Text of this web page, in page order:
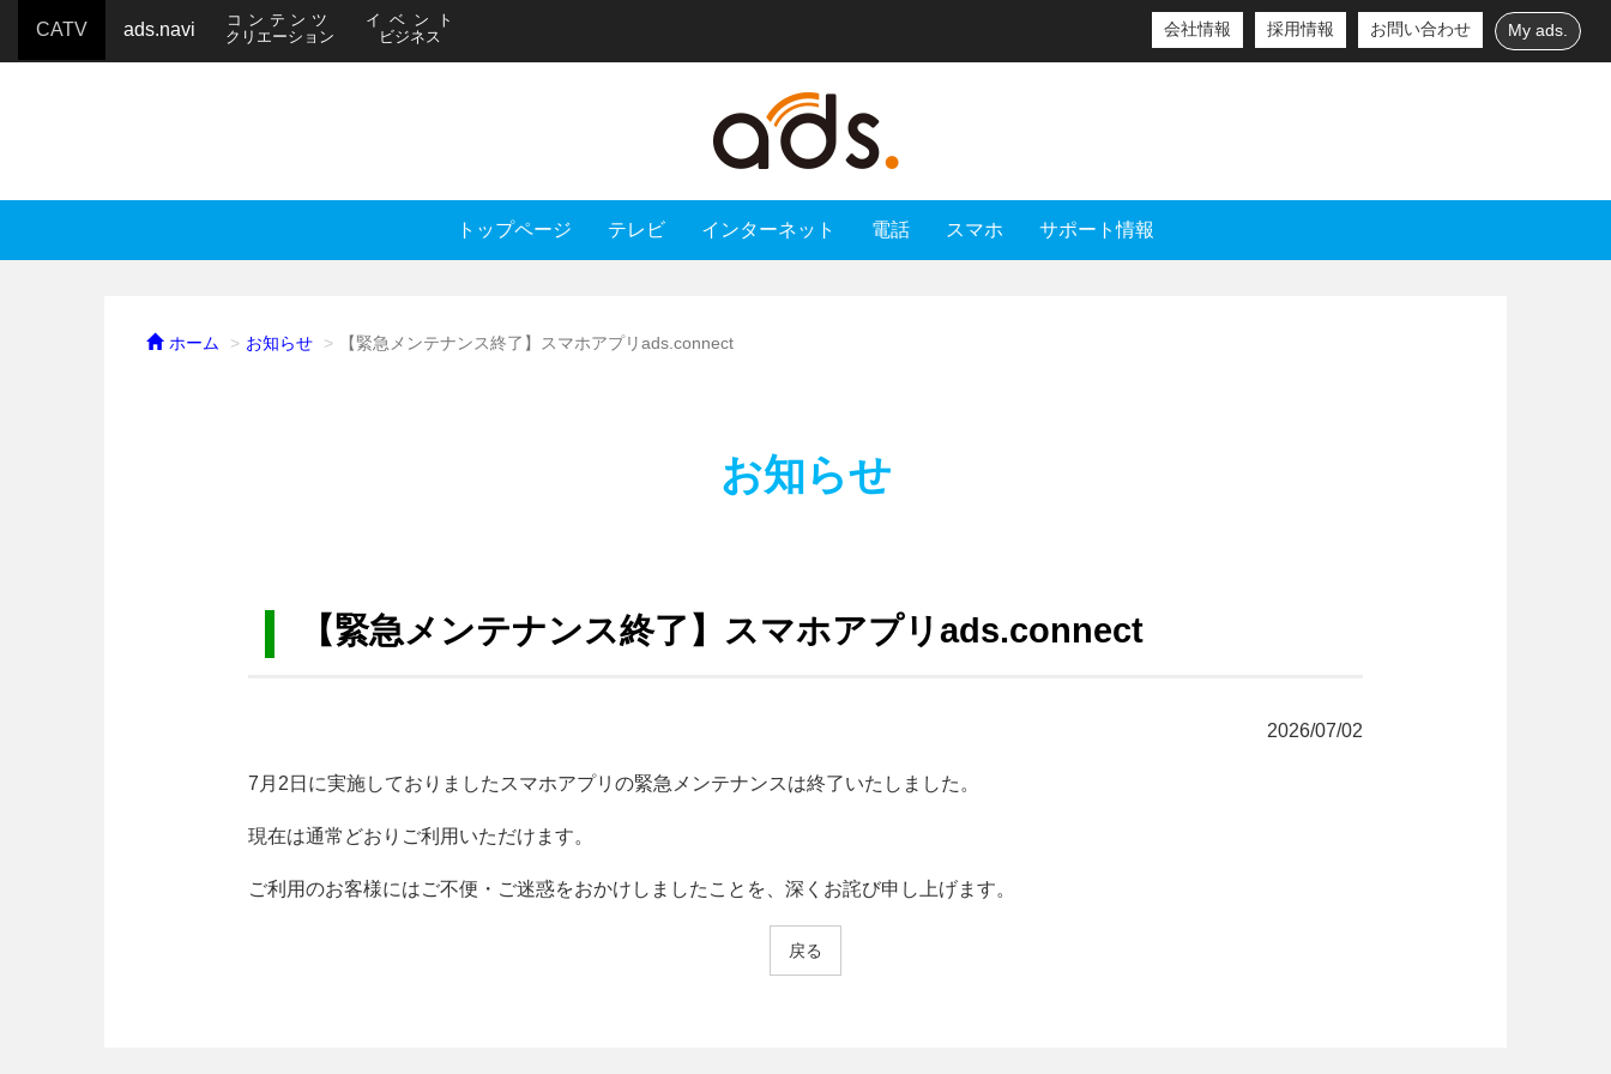
CATV ads.navi
コンテンツ
クリエーション
イベント
ビジネス
会社情報 採用情報 お問い合わせ My ads.
トップページ テレビ インターネット 電話 スマホ サポート情報
ホーム お知らせ 【緊急メンテナンス終了】スマホアプリads.connect
お知らせ
【緊急メンテナンス終了】スマホアプリads.connect
2026/07/02
7月2日に実施しておりましたスマホアプリの緊急メンテナンスは終了いたしました。
現在は通常どおりご利用いただけます。
ご利用のお客様にはご不便・ご迷惑をおかけしましたことを、深くお詫び申し上げます。
戻る